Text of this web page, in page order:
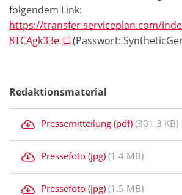
folgendem Link:
https://transfer.serviceplan.com/
8TCAgk33e
(Passwort:
Redaktionsmaterial
Pressemitteilung (pdf) (301.3 KB)
Pressefoto (jpg) (1.4 MB)
Pressefoto (jpg) (1.5 MB)